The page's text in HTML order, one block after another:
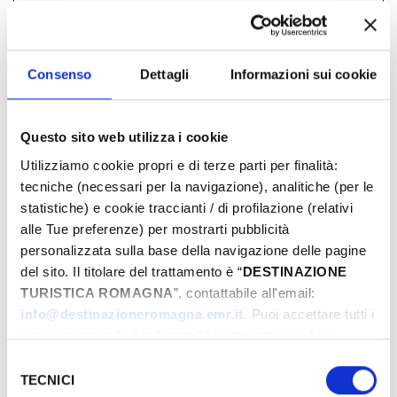
Consenso Dettagli Informazioni sui cookie
Questo sito web utilizza i cookie
Utilizziamo cookie propri e di terze parti per finalità:
tecniche (necessari per la navigazione), analitiche (per le
statistiche) e cookie traccianti / di profilazione (relativi
alle Tue preferenze) per mostrarti pubblicità
personalizzata sulla base della navigazione delle pagine
del sito. Il titolare del trattamento è “DESTINAZIONE
TURISTICA ROMAGNA”, contattabile all'email:
info@destinazioneromagna.emr.it. Puoi accettare tutti i
cookie premendo il pulsante “Accetta tutti i cookie”,
gestire le tue preferenze facendo clic su “Personalizza”.
delTECNICI
Comune di Bellaria Igea Marina
propone anche
Bell'Italia
La carrozza incantata
Fuochi di ferragosto
Onde di Vino
Messa Rock
Mercoledì a Casa di Alfredo
Giro d'estate della Borgata Vecchia
Nonno Bunter - Giochi di strada Igea
Bff Open Air Cinema Apollo